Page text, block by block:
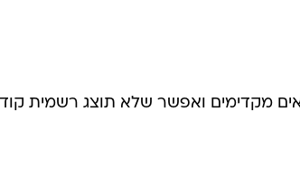
מקדימים ואפשר שלא תוצג רשמית